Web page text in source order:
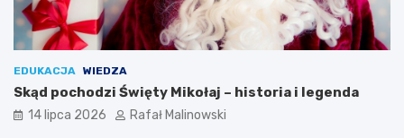
EDUKACJA WIEDZA
Skąd pochodzi Święty Mikołaj – historia i legenda
14 lipca 2026 Rafał Malinowski